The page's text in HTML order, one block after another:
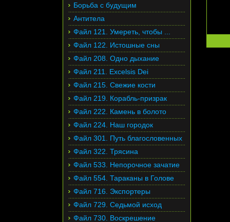
Борьба с будущим
Антитела
Файл 121. Умереть, чтобы ...
Файл 122. Истошные сны
Файл 208. Одно дыхание
Файл 211. Excelsis Dei
Файл 215. Свежие кости
Файл 219. Корабль-призрак
Файл 222. Камень в болото
Файл 224. Наш городок
Файл 301. Путь благословенных
Файл 322. Трясина
Файл 533. Непорочное зачатие
Файл 554. Тараканы в Голове
Файл 716. Экспортеры
Файл 729. Седьмой исход
Файл 730. Воскрешение